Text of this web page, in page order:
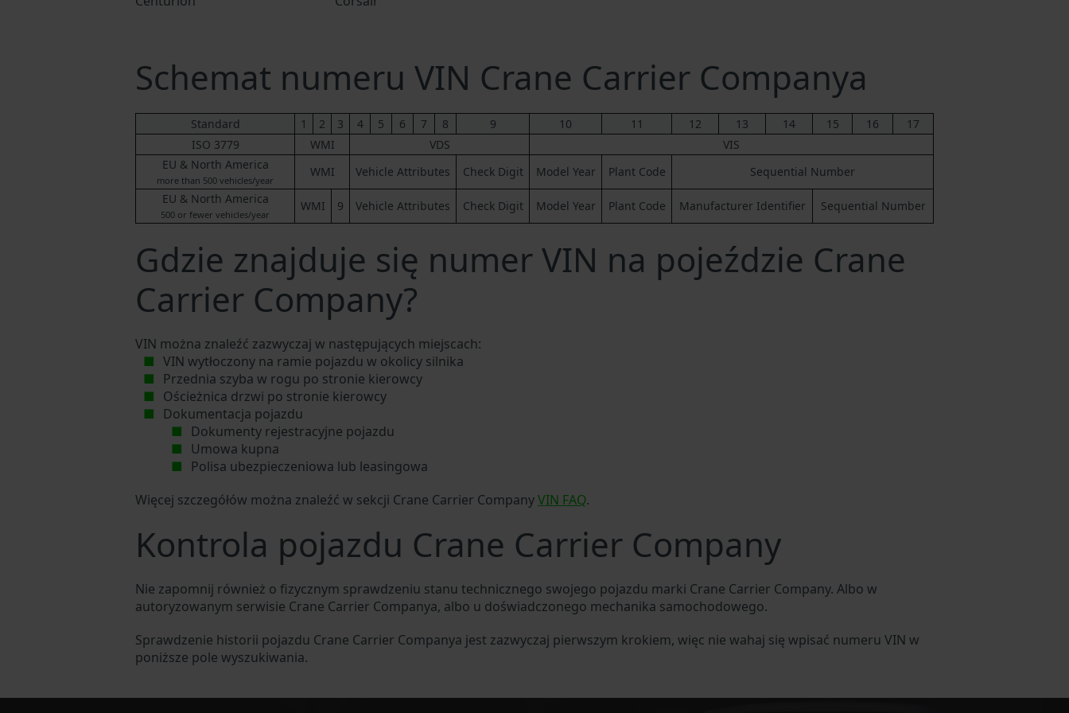
Schemat numeru VIN Crane Carrier Companya
Standard 1 2 3 4 5 6 7 8 9 10 11 12 13 14 15 16
17
ISO 3779
WMI VDS
VIS
EU & North America
more than 500 vehicles/year
WMI Vehicle Attributes Check Digit Model Year Plant Code
Sequential Number
EU & North America
500 or fewer vehicles/year
WMI 9 Vehicle Attributes Check Digit Model Year Plant Code Manufacturer Identifier Sequential Number
Gdzie znajduje się numer VIN na pojeździe Crane
Carrier Company?
VIN można znaleźć zazwyczaj w następujących miejscach:
VIN wytłoczony na ramie pojazdu w okolicy silnika
Przednia szyba w rogu po stronie kierowcy
Ościeżnica drzwi po stronie kierowcy
Dokumentacja pojazdu
Dokumenty rejestracyjne pojazdu
Umowa kupna
Polisa ubezpieczeniowa lub leasingowa
Więcej szczegółów można znaleźć w sekcji Crane Carrier CompanyVIN FAQ.
Kontrola pojazdu Crane Carrier Company
Nie zapomnij również o fizycznym sprawdzeniu stanu technicznego swojego pojazdu marki Crane Carrier Company. Albo w
autoryzowanym serwisie Crane Carrier Companya, albo u doświadczonego mechanika samochodowego.
Sprawdzenie historii pojazdu Crane Carrier Companya jest zazwyczaj pierwszym krokiem, więc nie wahaj się wpisać numeru VIN w
poniższe pole wyszukiwania.